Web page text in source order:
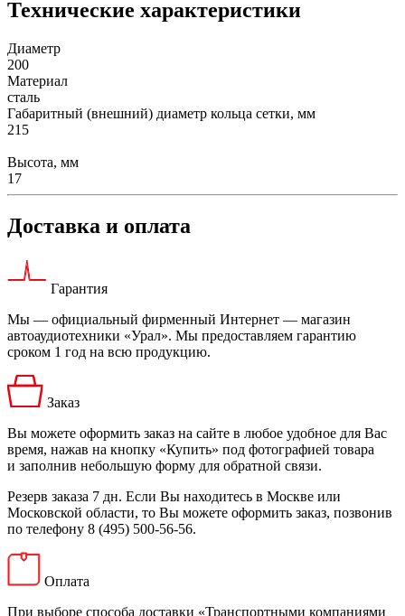
Технические характеристики
Диаметр
200
Материал
сталь
Габаритный (внешний) диаметр кольца сетки, мм
215
Высота, мм
17
Доставка и оплата
Гарантия
Мы — официальный фирменный Интернет — магазин
автоаудиотехники «Урал». Мы предоставляем гарантию
сроком 1 год на всю продукцию.
Заказ
Вы можете оформить заказ на сайте в любое удобное для Вас
время, нажав на кнопку «Купить» под фотографией товара
и заполнив небольшую форму для обратной связи.
Резерв заказа 7 дн. Если Вы находитесь в Москве или
Московской области, то Вы можете оформить заказ, позвонив
по телефону 8 (495) 500-56-56.
Оплата
При выборе способа доставки «Транспортными компаниями